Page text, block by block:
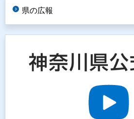
県の広報